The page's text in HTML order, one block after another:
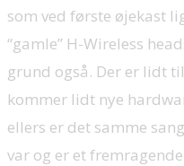
som ved første øjekast
“gamle” H-Wireless
grund også. Der er lidt
kommer lidt nye
ellers er det samme
var og er et